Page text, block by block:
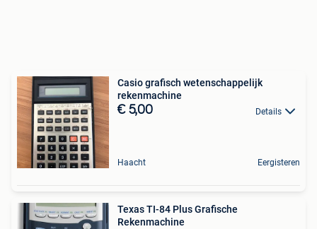
Casio grafisch wetenschappelijk
rekenmachine
€ 5,00 Details
Haacht Eergisteren
Texas TI-84 Plus Grafische
Rekenmachine